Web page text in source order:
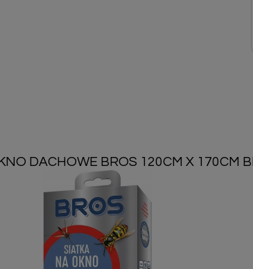
DACHOWE BROS 120CM X 170CM